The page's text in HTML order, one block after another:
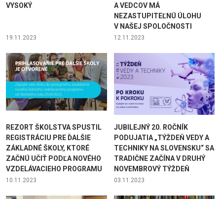
VYSOKÝ
19.11.2023
A VEDCOV MÁ
NEZASTUPITEĽNÚ ÚLOHU
V NAŠEJ SPOLOČNOSTI
12.11.2023
REZORT ŠKOLSTVA SPUSTIL
REGISTRÁCIU PRE ĎALŠIE
ZÁKLADNÉ ŠKOLY, KTORÉ
ZAČNÚ UČIŤ PODĽA NOVÉHO
VZDELÁVACIEHO PROGRAMU
10.11.2023
JUBILEJNÝ 20. ROČNÍK
PODUJATIA „TÝŽDEŇ VEDY A
TECHNIKY NA SLOVENSKU“ SA
TRADIČNE ZAČÍNA V DRUHÝ
NOVEMBROVÝ TÝŽDEŇ
03.11.2023